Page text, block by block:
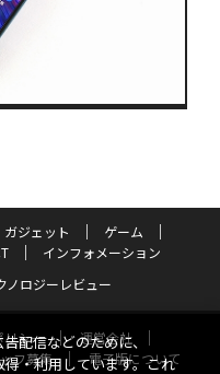
ガジェット
ゲーム
インフォメーション
ノロジーレビュー
リシー
運営会社
フ募集
電子版について
配信などのために、
・利用しています。これ